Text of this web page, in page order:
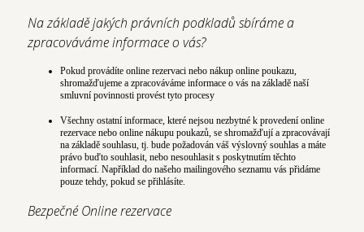
Na základě jakých právních podkladů sbíráme a
zpracováváme informace o vás?
Pokud provádíte online rezervaci nebo nákup online poukazu,
shromažďujeme a zpracováváme informace o vás na základě naší
smluvní povinnosti provést tyto procesy
Všechny ostatní informace, které nejsou nezbytné k provedení online
rezervace nebo online nákupu poukazů, se shromažďují a zpracovávají
na základě souhlasu, tj. bude požadován váš výslovný souhlas a máte
právo buďto souhlasit, nebo nesouhlasit s poskytnutím těchto
informací. Například do našeho mailingového seznamu vás přidáme
pouze tehdy, pokud se přihlásíte.
Bezpečné Online rezervace